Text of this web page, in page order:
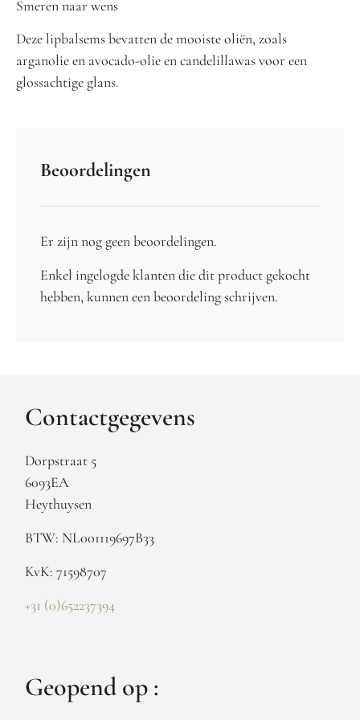
Smeren naar wens
Deze lipbalsems bevatten de mooiste oliën, zoals
arganolie en avocado-olie en candelillawas voor een
glossachtige glans.
Beoordelingen
Er zijn nog geen beoordelingen.
Enkel ingelogde klanten die dit product gekocht
hebben, kunnen een beoordeling schrijven.
Contactgegevens
Dorpstraat 5
6093EA
Heythuysen
BTW: NL001119697B33
KvK: 71598707
+31 (0)652237394
Geopend op :